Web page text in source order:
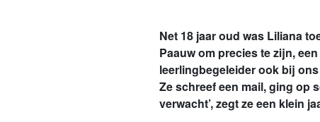
Net 18 jaar oud was Liliana
Paauw om precies te zijn,
leerlingbegeleider ook bij
Ze schreef een mail, ging op
verwacht’, zegt ze een klein